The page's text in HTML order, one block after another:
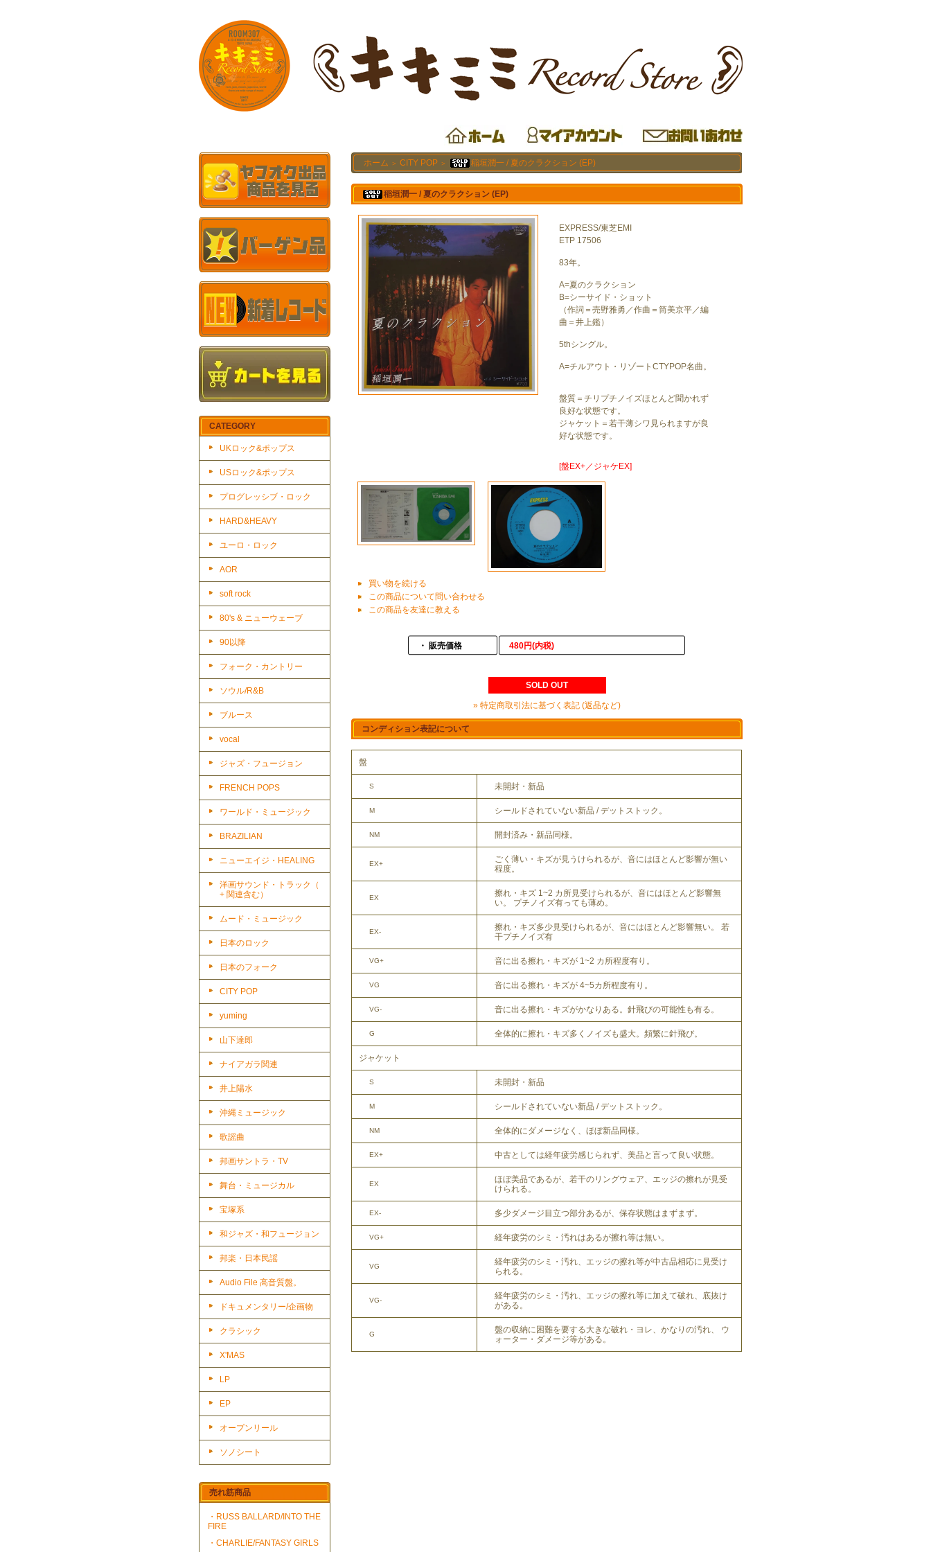
CATEGORY
UKロック&ポップス
USロック&ポップス
プログレッシブ・ロック
HARD&HEAVY
ユーロ・ロック
AOR
soft rock
80's & ニューウェーブ
90以降
フォーク・カントリー
ソウル/R&B
ブルース
vocal
ジャズ・フュージョン
FRENCH POPS
ワールド・ミュージック
BRAZILIAN
ニューエイジ・HEALING
洋画サウンド・トラック（
+ 関連含む）
ムード・ミュージック
日本のロック
日本のフォーク
CITY POP
yuming
山下達郎
ナイアガラ関連
井上陽水
沖縄ミュージック
歌謡曲
邦画サントラ・TV
舞台・ミュージカル
宝塚系
和ジャズ・和フュージョン
邦楽・日本民謡
Audio File 高音質盤。
ドキュメンタリー/企画物
クラシック
X'MAS
LP
EP
オープンリール
ソノシート
売れ筋商品
・RUSS BALLARD/INTO THE
FIRE
・CHARLIE/FANTASY GIRLS
ホーム ＞ CITY POP ＞ 稲垣潤一 / 夏のクラクション (EP)
稲垣潤一 / 夏のクラクション (EP)
EXPRESS/東芝EMI
ETP 17506
83年。
A=夏のクラクション
B=シーサイド・ショット
（作詞＝売野雅勇／作曲＝筒美京平／編
曲＝井上鑑）
5thシングル。
A=チルアウト・リゾートCTYPOP名曲。
盤質＝チリプチノイズほとんど聞かれず
良好な状態です。
ジャケット＝若干薄シワ見られますが良
好な状態です。
[盤EX+／ジャケEX]
買い物を続ける
この商品について問い合わせる
この商品を友達に教える
・ 販売価格 480円(内税)
SOLD OUT
» 特定商取引法に基づく表記 (返品など)
コンディション表記について
盤
S 未開封・新品
M シールドされていない新品 / デットストック。
NM 開封済み・新品同様。
EX+
ごく薄い・キズが見うけられるが、音にはほとんど影響が無い
程度。
EX
擦れ・キズ 1~2 カ所見受けられるが、音にはほとんど影響無
い。 プチノイズ有っても薄め。
EX-
擦れ・キズ多少見受けられるが、音にはほとんど影響無い。 若
干プチノイズ有
VG+ 音に出る擦れ・キズが 1~2 カ所程度有り。
VG 音に出る擦れ・キズが 4~5カ所程度有り。
VG- 音に出る擦れ・キズがかなりある。針飛びの可能性も有る。
G 全体的に擦れ・キズ多くノイズも盛大。頻繁に針飛び。
ジャケット
S 未開封・新品
M シールドされていない新品 / デットストック。
NM 全体的にダメージなく、ほぼ新品同様。
EX+ 中古としては経年疲労感じられず、美品と言って良い状態。
EX
ほぼ美品であるが、若干のリングウェア、エッジの擦れが見受
けられる。
EX- 多少ダメージ目立つ部分あるが、保存状態はまずまず。
VG+ 経年疲労のシミ・汚れはあるが擦れ等は無い。
VG
経年疲労のシミ・汚れ、エッジの擦れ等が中古品相応に見受け
られる。
VG-
経年疲労のシミ・汚れ、エッジの擦れ等に加えて破れ、底抜け
がある。
G
盤の収納に困難を要する大きな破れ・ヨレ、かなりの汚れ、 ウ
ォーター・ダメージ等がある。